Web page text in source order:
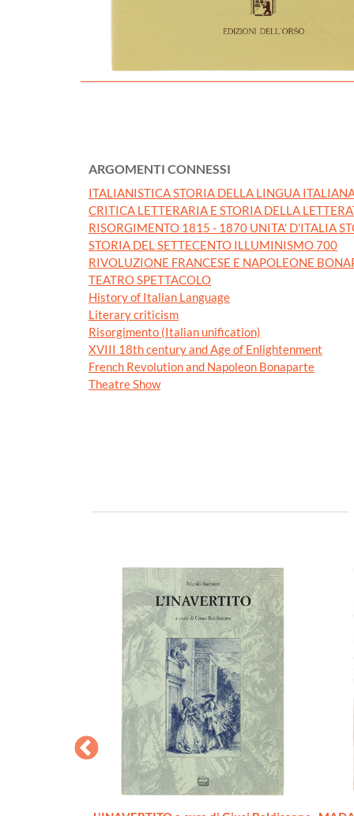
ARGOMENTI CONNESSI
ITALIANISTICA STORIA DELLA LINGUA
CRITICA LETTERARIA E STORIA DELLA
RISORGIMENTO 1815 - 1870 UNITA' D'ITALIA
STORIA DEL SETTECENTO ILLUMINISMO 700
RIVOLUZIONE FRANCESE E NAPOLEONE
TEATRO SPETTACOLO
History of Italian Language
Literary criticism
Risorgimento (Italian unification)
XVIII 18th century and Age of Enlightenment
French Revolution and Napoleon Bonaparte
Theatre Show